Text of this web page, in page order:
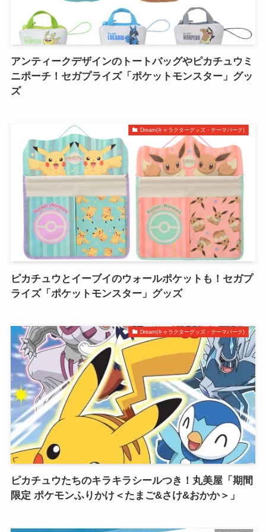
アンティークデザインのトートバッグやピカチュウミ
ニポーチ！セガプライズ「ポケットモンスター」グッ
ズ
Dream(キャラクターグッズ・テーマパーク)
ピカチュウとイーブイのウォールポケットも！セガプ
ライズ「ポケットモンスター」グッズ
Dream(キャラクターグッズ・テーマパーク)
ピカチュウたちのキラキラシールつき！丸美屋「期間
限定 ポケモンふりかけ＜たまご&さけ&おかか＞」